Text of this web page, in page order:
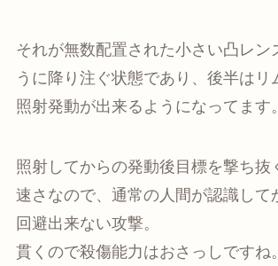
それが無数配置された小さい凸レン
うに降り注ぐ状態であり、後半はリ
照射発動が出来るようになってます。
照射してからの発動後目標を撃ち抜
速さなので、通常の人間が認識して
回避出来ない攻撃。
貫くので殺傷能力はおさっしですね。